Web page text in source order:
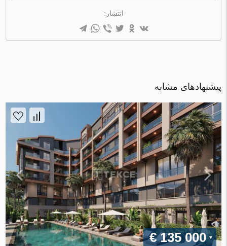
انتشار:
پیشنهادهای مشابه
€ 135 000